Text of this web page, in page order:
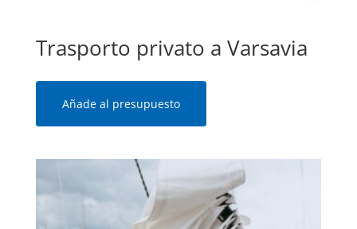
Trasporto privato a Varsavia
Añade al presupuesto